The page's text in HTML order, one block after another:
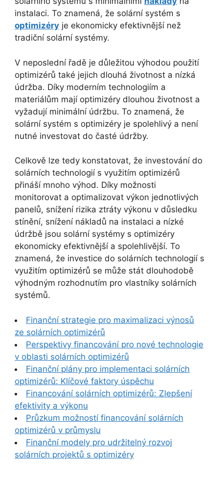
instalaci. To znamená, že solární systém s
optimizéry je ekonomicky efektivnější než
tradiční solární systémy.
V neposlední řadě je důležitou výhodou použití
optimizérů také jejich dlouhá životnost a nízká
údržba. Díky moderním technologiím a
materiálům mají optimizéry dlouhou životnost a
vyžadují minimální údržbu. To znamená, že
solární systém s optimizéry je spolehlivý a není
nutné investovat do časté údržby.
Celkově lze tedy konstatovat, že investování do
solárních technologií s využitím optimizérů
přináší mnoho výhod. Díky možnosti
monitorovat a optimalizovat výkon jednotlivých
panelů, snížení rizika ztráty výkonu v důsledku
stínění, snížení nákladů na instalaci a nízké
údržbě jsou solární systémy s optimizéry
ekonomicky efektivnější a spolehlivější. To
znamená, že investice do solárních technologií s
využitím optimizérů se může stát dlouhodobě
výhodným rozhodnutím pro vlastníky solárních
systémů.
Finanční strategie pro maximalizaci výnosů
ze solárních optimizérů
Perspektivy financování pro nové technologie
v oblasti solárních optimizérů
Finanční plány pro implementaci solárních
optimizérů: Klíčové faktory úspěchu
Financování solárních optimizérů: Zlepšení
efektivity a výkonu
Průzkum možností financování solárních
optimizérů v průmyslu
Finanční modely pro udržitelný rozvoj
solárních projektů s optimizéry